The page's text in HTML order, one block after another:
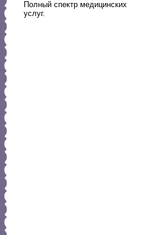
Полный спектр медицинских
услуг.